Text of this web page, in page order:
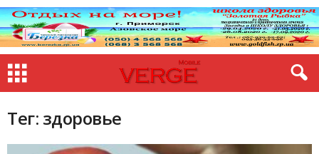
Тег: здоровье